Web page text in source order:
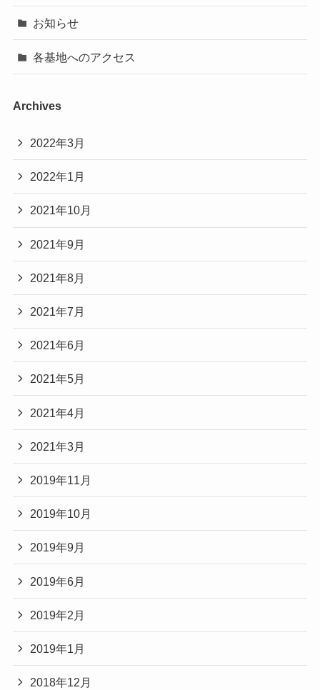
お知らせ
各基地へのアクセス
Archives
2022年3月
2022年1月
2021年10月
2021年9月
2021年8月
2021年7月
2021年6月
2021年5月
2021年4月
2021年3月
2019年11月
2019年10月
2019年9月
2019年6月
2019年2月
2019年1月
2018年12月